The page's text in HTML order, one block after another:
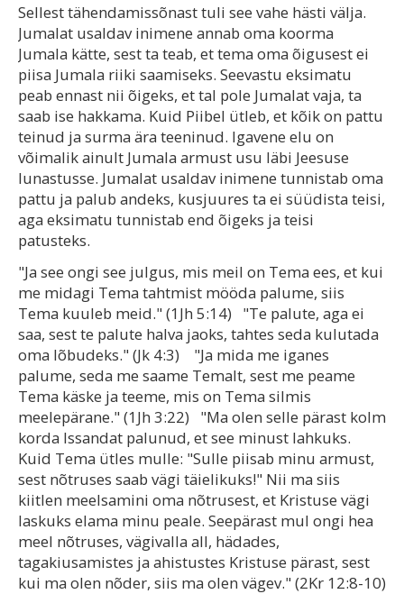
Sellest tähendamissõnast tuli see vahe hästi välja.
Jumalat usaldav inimene annab oma koorma
Jumala kätte, sest ta teab, et tema oma õigusest ei
piisa Jumala riiki saamiseks. Seevastu eksimatu
peab ennast nii õigeks, et tal pole Jumalat vaja, ta
saab ise hakkama. Kuid Piibel ütleb, et kõik on pattu
teinud ja surma ära teeninud. Igavene elu on
võimalik ainult Jumala armust usu läbi Jeesuse
lunastusse. Jumalat usaldav inimene tunnistab oma
pattu ja palub andeks, kusjuures ta ei süüdista teisi,
aga eksimatu tunnistab end õigeks ja teisi
patusteks.
"Ja see ongi see julgus, mis meil on Tema ees, et kui
me midagi Tema tahtmist mööda palume, siis
Tema kuuleb meid." (1Jh 5:14) "Te palute, aga ei
saa, sest te palute halva jaoks, tahtes seda kulutada
oma lõbudeks." (Jk 4:3) "Ja mida me iganes
palume, seda me saame Temalt, sest me peame
Tema käske ja teeme, mis on Tema silmis
meelepärane." (1Jh 3:22) "Ma olen selle pärast kolm
korda Issandat palunud, et see minust lahkuks.
Kuid Tema ütles mulle: "Sulle piisab minu armust,
sest nõtruses saab vägi täielikuks!" Nii ma siis
kiitlen meelsamini oma nõtrusest, et Kristuse vägi
laskuks elama minu peale. Seepärast mul ongi hea
meel nõtruses, vägivalla all, hädades,
tagakiusamistes ja ahistustes Kristuse pärast, sest
kui ma olen nõder, siis ma olen vägev." (2Kr 12:8-10)